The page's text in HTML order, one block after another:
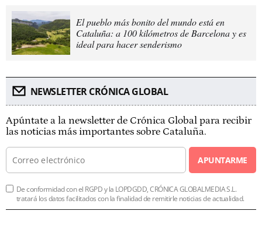
El pueblo más bonito del mundo está en
Cataluña: a 100 kilómetros de Barcelona y es
ideal para hacer senderismo
NEWSLETTER CRÓNICA GLOBAL
Apúntate a la newsletter de Crónica Global para recibir
las noticias más importantes sobre Cataluña.
APUNTARME
De conformidad con el RGPD y la LOPDGDD, CRÓNICA GLOBALMEDIA S.L.
tratará los datos facilitados con la finalidad de remitirle noticias de actualidad.